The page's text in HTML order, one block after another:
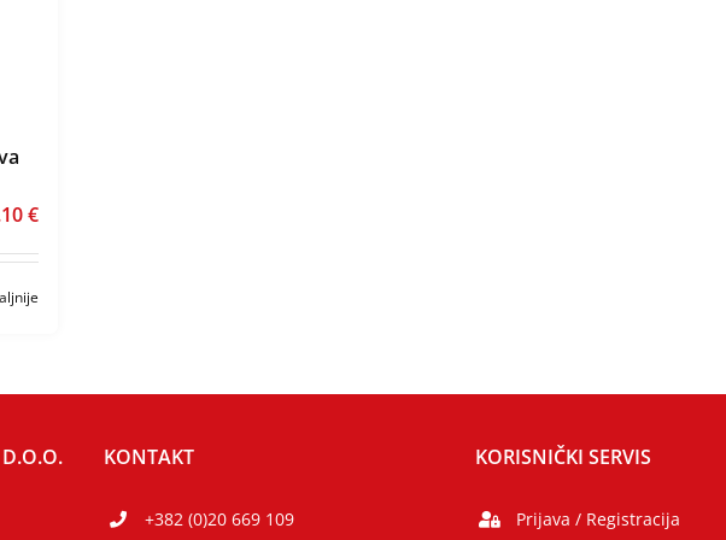
€
KONTAKT
+382 (0)20 669 109
KORISNIČKI SERVIS
Prijava / Registracija